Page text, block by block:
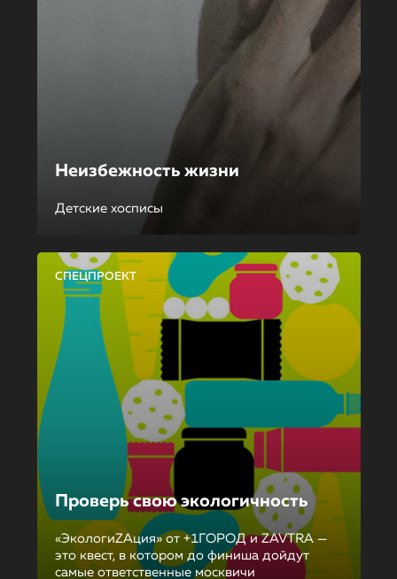
Неизбежность жизни
Детские хосписы
СПЕЦПРОЕКТ
Проверь свою экологичность
«ЭкологиZAция» от +1ГОРОД и ZAVTRA —
это квест, в котором до финиша дойдут
самые ответственные москвичи